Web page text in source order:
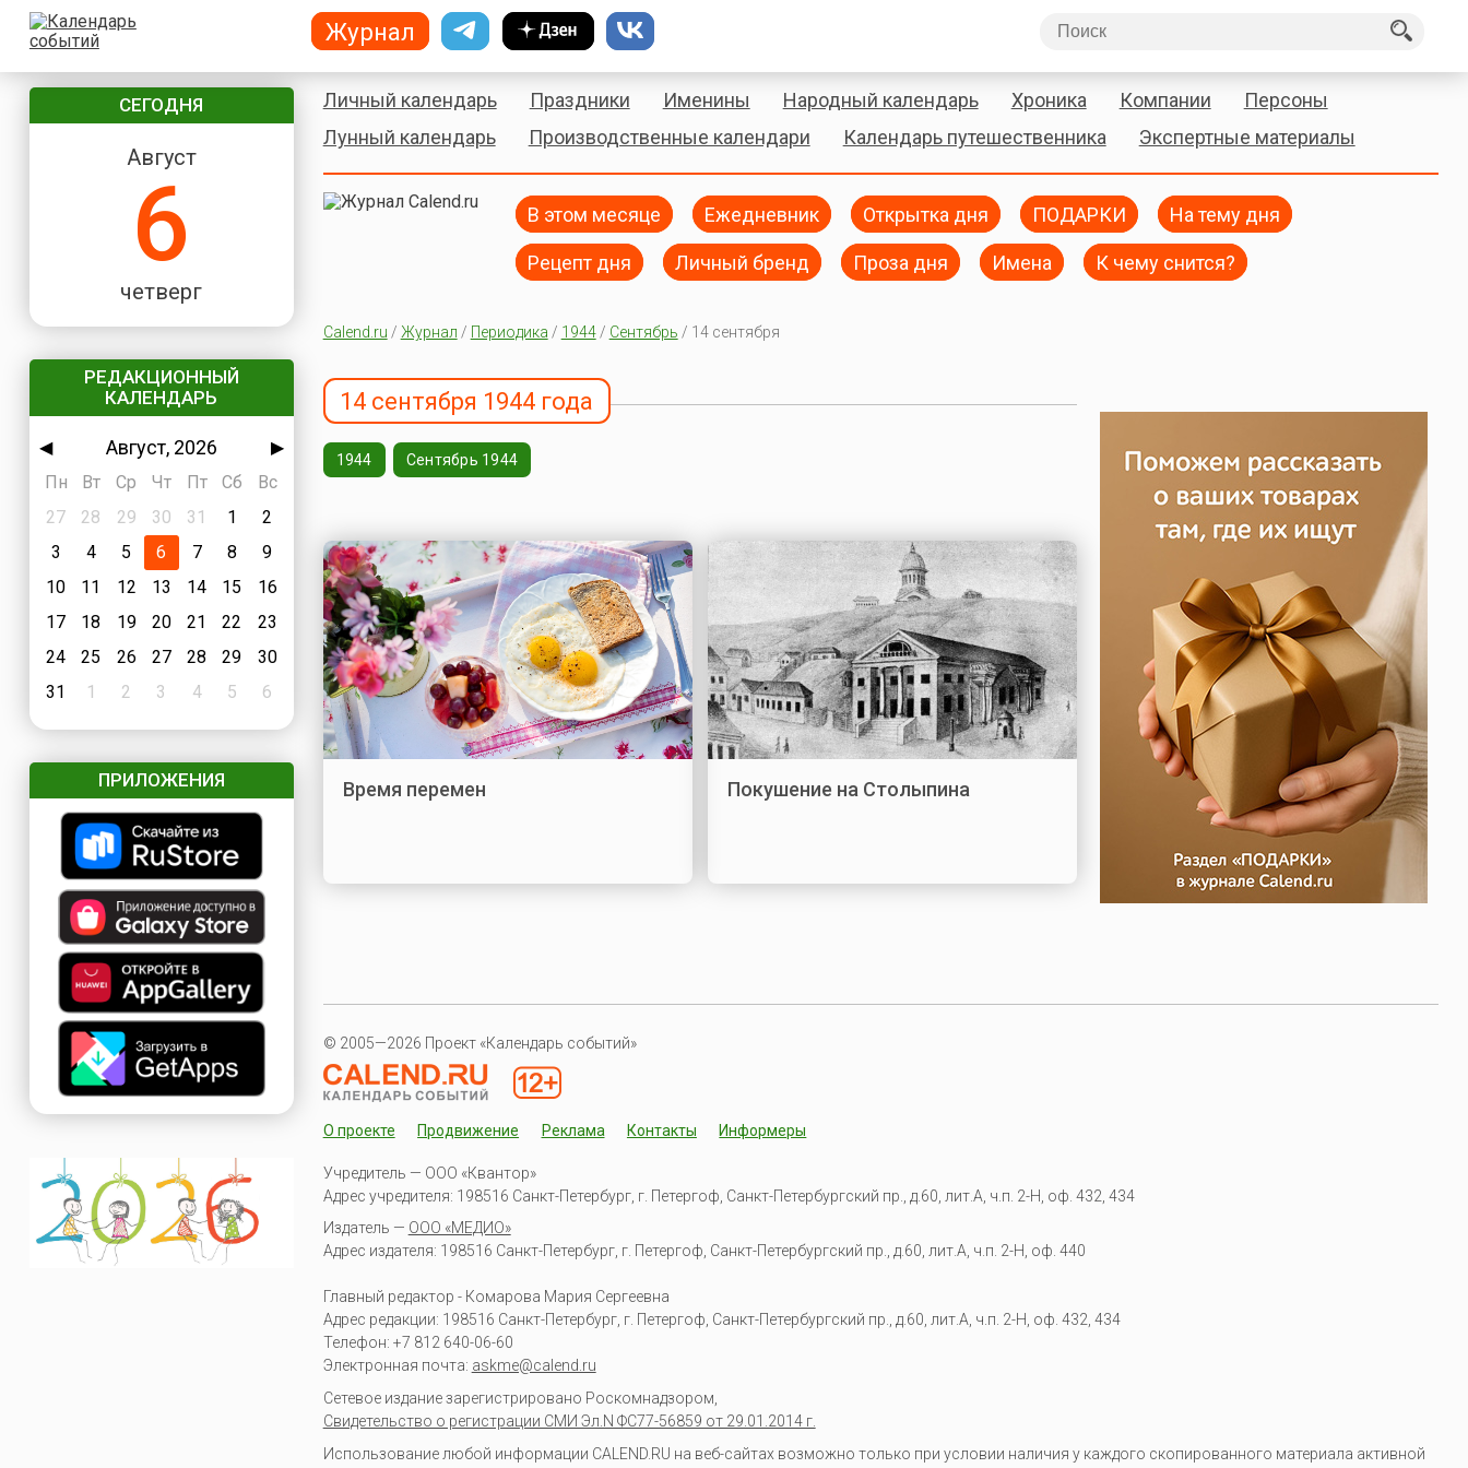
СЕГОДНЯ
Август
6
четверг
РЕДАКЦИОННЫЙ
КАЛЕНДАРЬ
◀ Август, 2026
▶
Пн
Вт Ср Чт Пт Сб
Вс
27
28 29 30 31 1
2
3
4 5 6 7 8
9
10
11 12 13 14 15
16
17
18 19 20 21 22
23
24
25 26 27 28 29
30
31
1 2 3 4 5 6
ПРИЛОЖЕНИЯ
Личный календарь Праздники Именины Народный календарь Хроника Компании
Персоны
Лунный календарь
Производственные календари Календарь путешественника Экспертные материалы
В этом месяце Ежедневник Открытка дня ПОДАРКИ На тему дня
Рецепт дня Личный бренд Проза дня Имена К чему снится?
Calend.ru / Журнал / Периодика / 1944/ Сентябрь / 14 сентября
14 сентября 1944 года
1944 Сентябрь 1944
Время перемен Покушение на Столыпина
© 2005—2026 Проект «Календарь событий»
О проекте Продвижение Реклама Контакты Информеры
Учредитель — ООО «Квантор»
Адрес учредителя: 198516 Санкт-Петербург, г. Петергоф, Санкт-Петербургский пр., д.60, лит.А, ч.п. 2-Н, оф. 432, 434
Издатель — ООО «МЕДИО»
Адрес издателя: 198516 Санкт-Петербург, г. Петергоф, Санкт-Петербургский пр., д.60, лит.А, ч.п. 2-Н, оф. 440
Главный редактор - Комарова Мария Сергеевна
Адрес редакции: 198516 Санкт-Петербург, г. Петергоф, Санкт-Петербургский пр., д.60, лит.А, ч.п. 2-Н, оф. 432, 434
Телефон: +7 812 640-06-60
Электронная почта: askme@calend.ru
Сетевое издание зарегистрировано Роскомнадзором,
Свидетельство о регистрации СМИ Эл.N ФС77-56859 от 29.01.2014 г.
Использование любой информации CALEND.RU на веб-сайтах возможно только при условии наличия у каждого скопированного материала активной
Журнал